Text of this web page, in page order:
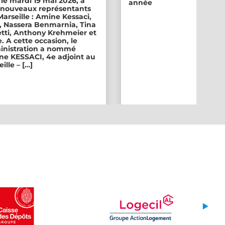
représentants
: Amine Kessaci,
Benmarnia, Tina
Anthony Krehmeier et
A cette occasion, le
a nommé
KESSACI, 4e adjoint au
– […]
année